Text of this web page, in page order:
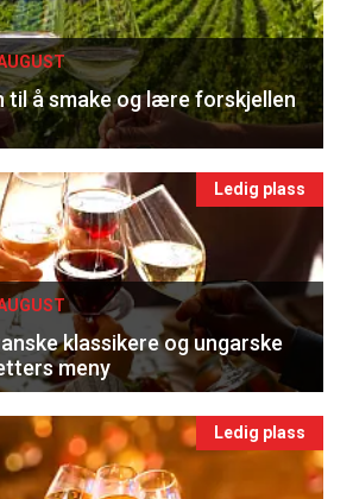
til å smake og lære forskjellen
Ledig plass
klassikere og ungarske
meny
Ledig plass